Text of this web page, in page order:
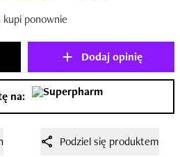
kupi ponownie
Dodaj opinię
na:
Podziel się produktem